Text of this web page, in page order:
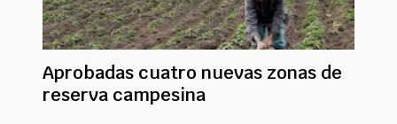
Aprobadas cuatro nuevas zonas de
reserva campesina